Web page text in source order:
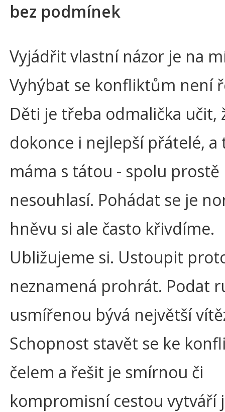
bez podmínek
Vyjádřit vlastní názor je na
Vyhýbat se konfliktům není
Děti je třeba odmalička učit,
dokonce i nejlepší přátelé, a
máma s tátou - spolu prostě
nesouhlasí. Pohádat se je
hněvu si ale často křivdíme.
Ubližujeme si. Ustoupit
neznamená prohrát. Podat
usmířenou bývá největší
Schopnost stavět se ke
čelem a řešit je smírnou či
kompromisní cestou vytváří